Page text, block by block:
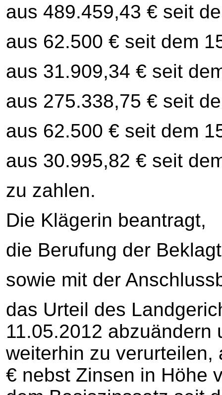
aus 489.459,43 € seit
aus 62.500 € seit dem
aus 31.909,34 € seit
aus 275.338,75 € seit
aus 62.500 € seit dem
aus 30.995,82 € seit
zu zahlen.
Die Klägerin beantragt,
die Berufung der
sowie mit der
das Urteil des
11.05.2012 abzuändern
weiterhin zu verurteilen,
€ nebst Zinsen in Höhe